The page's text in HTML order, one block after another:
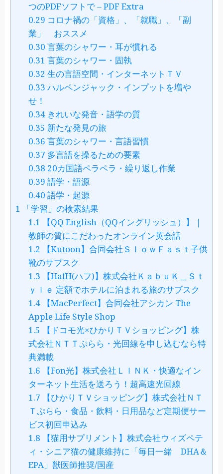
つのPDFソフトで – PDF Extra
0.29 コロナ禍の「資格」、「就職」、「副
業」 おススメ
0.30 言葉のシャワー・耳が慣れる
0.31 言葉のシャワー・固執
0.32 生の言語空間・インターネットＴＶ
0.33 ハルペンジャック・インプットを増や
せ！
0.34きれいな発音・語学の質
0.35 新たな発見の旅
0.36 言葉のシャワー・言語習慣
0.37 多言語を操るための要素
0.38 20カ国語ペラペラ・繰り返し作業
0.39 語学・語源
0.40 語学・起源
1 「学習」の検索結果
1.1 【QQ English（QQイングリッシュ）】｜
教師の質にこだわったオンライン英会話
1.2 【Kutoon】合同会社ＳｌｏｗＦａｓｔ子供
靴のサブスク
1.3 【HafH(ハフ)】株式会社ＫａｂｕＫ＿Ｓｔ
ｙｌｅ 定額でホテルに泊まれる旅のサブスク
1.4【MacPerfect】合同会社アシカン The
Apple Life Style Shop
1.5 【ドコモ光×ひかりＴＶショッピング】株
式会社ＮＴＴぷらら・光回線を申し込むなら特
典満載
1.6 【Fon光】株式会社ＬＩＮＫ・快適なイン
ターネット生活を送ろう！超高速光回線
1.7 【ひかりＴＶショッピング】株式会社ＮＴ
Ｔぷらら・食品・飲料・日用品など定期便サー
ビス初回申込み
1.8 【猫用サプリメント】株式会社ウィズペテ
ィ・シニア猫の健康維持に「毎日一緒 DHA＆
EPA」獣医師推奨/国産